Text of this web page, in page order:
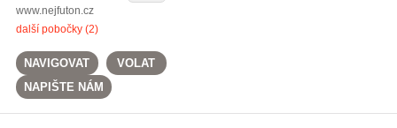
www.nejfuton.cz
další pobočky (2)
NAVIGOVAT
VOLAT
NAPIŠTE NÁM